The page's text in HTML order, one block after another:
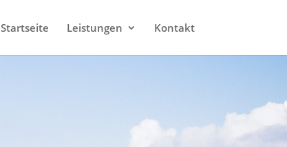
Startseite Leistungen Kontakt